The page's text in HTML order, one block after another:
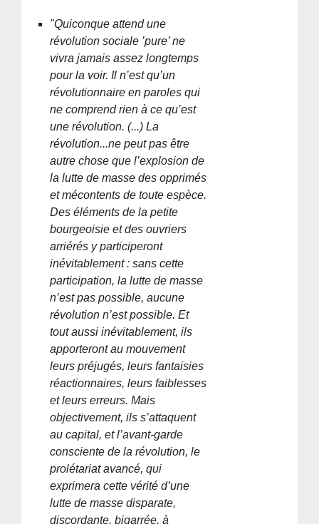
"Quiconque attend une
révolution sociale ’pure’ ne
vivra jamais assez longtemps
pour la voir. Il n’est qu’un
révolutionnaire en paroles qui
ne comprend rien à ce qu’est
une révolution. (...) La
révolution...ne peut pas être
autre chose que l’explosion de
la lutte de masse des opprimés
et mécontents de toute espèce.
Des éléments de la petite
bourgeoisie et des ouvriers
arriérés y participeront
inévitablement : sans cette
participation, la lutte de masse
n’est pas possible, aucune
révolution n’est possible. Et
tout aussi inévitablement, ils
apporteront au mouvement
leurs préjugés, leurs fantaisies
réactionnaires, leurs faiblesses
et leurs erreurs. Mais
objectivement, ils s’attaquent
au capital, et l’avant-garde
consciente de la révolution, le
prolétariat avancé, qui
exprimera cette vérité d’une
lutte de masse disparate,
discordante, bigarrée, à